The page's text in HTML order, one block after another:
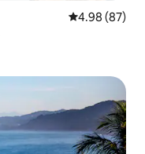
レビュー87
4.98 (87)